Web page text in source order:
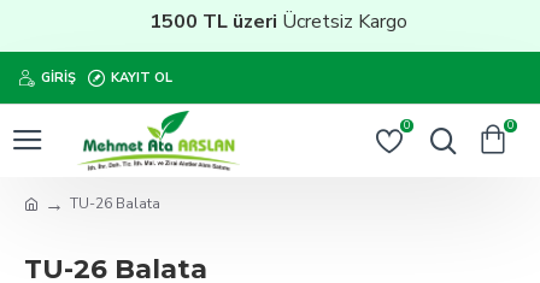
1500 TL üzeriÜcretsiz Kargo
GIRIŞ KAYIT OL
0 0
TU-26 Balata
TU-26 Balata